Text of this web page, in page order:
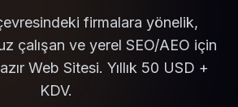
firmalara yönelik,
çalışan ve yerel SEO/AEO için
Web Sitesi. Yıllık 50 USD +
KDV.